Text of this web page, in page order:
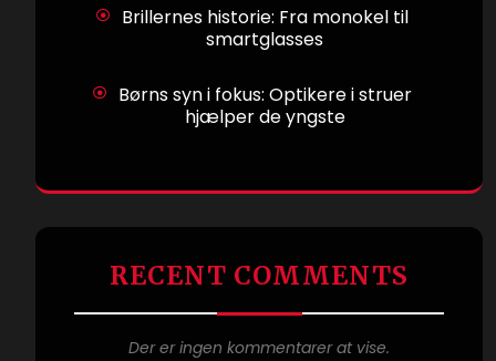
Brillernes historie: Fra monokel til
smartglasses
Børns syn i fokus: Optikere i struer
hjælper de yngste
RECENT COMMENTS
Der er ingen kommentarer at vise.